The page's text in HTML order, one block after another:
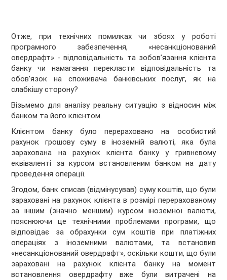
Отже, при технічних помилках чи збоях у роботі
програмного забезпечення, «несанкціонований
овердрафт» - відповідальність та зобов’язання клієнта
банку чи намагання перекласти відповідальність та
обов’язок на споживача банківських послуг, як на
слабкішу сторону?
Візьмемо для аналізу реальну ситуацію з відносин між
банком та його клієнтом.
Клієнтом банку було перераховано на особистий
рахунок грошову суму в іноземній валюті, яка була
зарахована на рахунок клієнта банку у гривневому
еквіваленті за курсом встановленим банком на дату
проведення операції.
Згодом, банк списав (відмінусував) суму коштів, що були
зараховані на рахунок клієнта в розмірі перерахованому
за іншим (значно меншим) курсом іноземної валюти,
пояснюючи це технічними проблемами програми, що
відповідає за обрахунки сум коштів при платіжних
операціях з іноземними валютами, та встановив
«несанкціонований овердрафт», оскільки кошти, що були
зараховані на рахунок клієнта банку на момент
встановлення овердрафту вже були витрачені на